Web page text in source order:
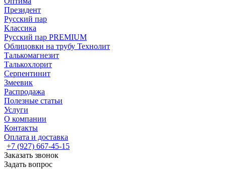
Президент
Русский пар
Классика
Русский пар PREMIUM
Облицовки на трубу Технолит
Талькомагнезит
Талькохлорит
Серпентинит
Змеевик
Распродажа
Полезные статьи
Услуги
О компании
Контакты
Оплата и доставка
+7 (927) 667-45-15
Заказать звонок
Задать вопрос